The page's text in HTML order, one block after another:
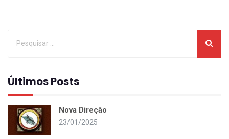
Últimos Posts
Nova Direção
23/01/2025